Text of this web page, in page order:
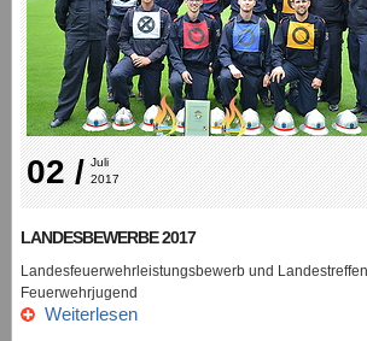
02 / Juli
2017
LANDESBEWERBE 2017
Landesfeuerwehrleistungsbewerb und
Feuerwehrjugend
Weiterlesen